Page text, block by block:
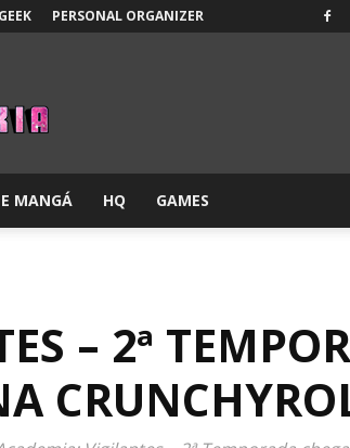
PERSONAL ORGANIZER
MANGÁ HQ GAMES
– 2ª